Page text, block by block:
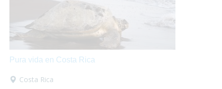
Pura vida en Costa Rica
Costa Rica